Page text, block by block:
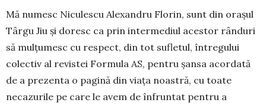
Mă numesc Niculescu Alexandru Florin, sunt din orașul
Târgu Jiu și doresc ca prin in­termediul acestor rânduri
să mulțu­mesc cu respect, din tot sufletul, în­tregului
colectiv al revistei Formula AS, pentru șansa acordată
de a pre­zenta o pagină din viața noastră, cu toate
necazurile pe care le avem de în­fruntat pentru a